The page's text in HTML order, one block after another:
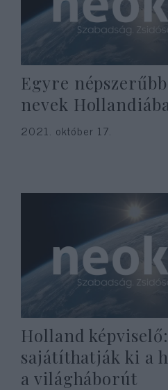
Egyre
nevek
2021. október 17.
Holland
sajátíthatják ki a
a világháborút